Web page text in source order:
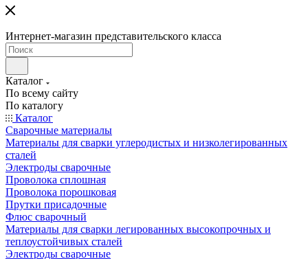
Интернет-магазин представительского класса
Каталог
По всему сайту
По каталогу
Каталог
Сварочные материалы
Материалы для сварки углеродистых и низколегированных
сталей
Электроды сварочные
Проволока сплошная
Проволока порошковая
Прутки присадочные
Флюс сварочный
Материалы для сварки легированных высокопрочных и
теплоустойчивых сталей
Электроды сварочные